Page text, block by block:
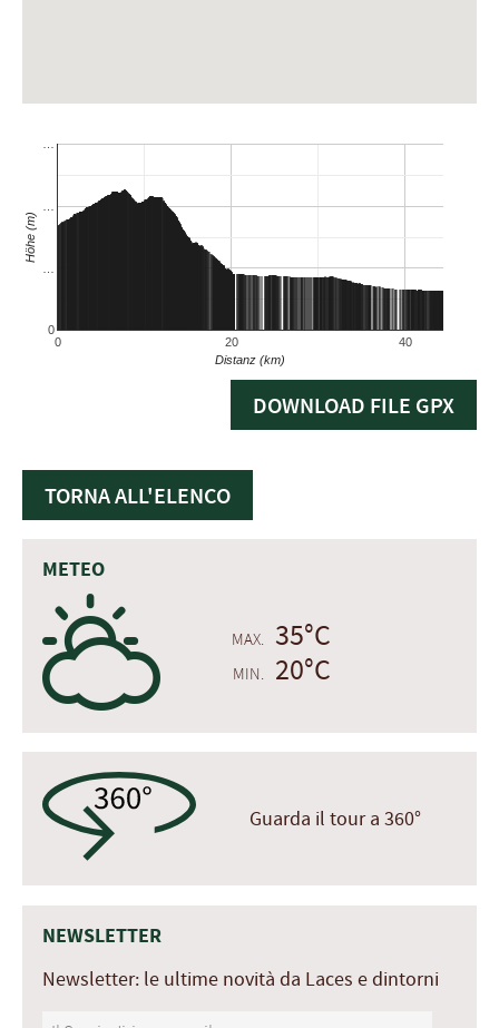
DOWNLOAD FILE GPX
TORNA ALL'ELENCO
METEO
H MAX. 35°C
MIN. 20°C
Guarda il tour a 360°
NEWSLETTER
Newsletter: le ultime novità da Laces e dintorni